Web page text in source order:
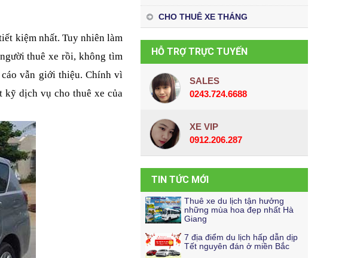
kiệm nhất. Tuy nhiên làm
thuê xe rồi, không tìm
vẫn giới thiệu. Chính vì
kỹ dịch vụ cho thuê xe của
CHO THUÊ XE THÁNG
HỖ TRỢ TRỰC TUYẾN
SALES
0243.724.6688
XE VIP
0912.206.287
TIN TỨC MỚI
Thuê xe du lịch tận hưởng
những mùa hoa đẹp nhất Hà
Giang
7 địa điểm du lịch hấp dẫn dịp
Tết nguyên đán ở miền Bắc